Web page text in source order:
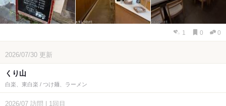
1 0 0
2026/07/30 更新
くり山
白楽、東白楽 / つけ麺、ラーメン
2026/07 訪問 1回目